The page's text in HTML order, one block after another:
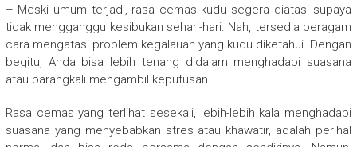
– Meski umum terjadi, rasa cemas kudu segera diatasi supaya
tidak mengganggu kesibukan sehari-hari. Nah, tersedia beragam
cara mengatasi problem kegalauan yang kudu diketahui. Dengan
begitu, Anda bisa lebih tenang didalam menghadapi suasana
atau barangkali mengambil keputusan.
Rasa cemas yang terlihat sesekali, lebih-lebih kala menghadapi
suasana yang menyebabkan stres atau khawatir, adalah perihal